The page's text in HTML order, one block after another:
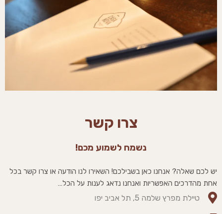
צרו קשר
נשמח לשמוע מכם!
יש לכם שאלה? אנחנו כאן בשבילכם! השאירו לנו הודעה או צרו קשר בכל
אחת מהדרכים האפשריות ואנחנו נדאג לענות על הכל…
טיילת מפרץ שלמה 5, תל אביב יפו